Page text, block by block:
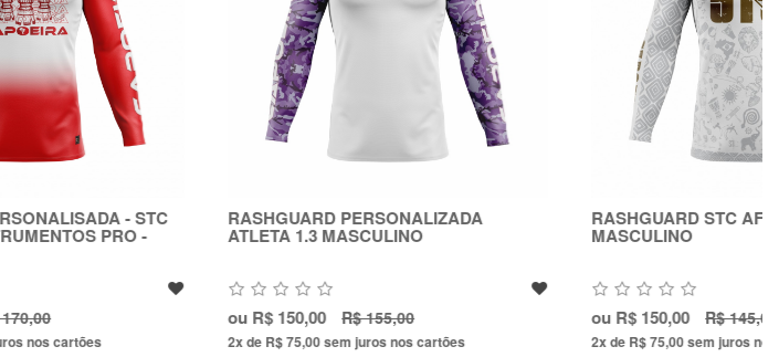
RASHGUARD PERSONALIZADA
ATLETA 1.3 MASCULINO
R$ 155,00
2x de R$ 75,00 sem juros nos cartões
RASHGUARD STC AFICA-BRASIL 5.0 -
R$ 145,00
2x de R$ 75,00 sem juros nos cartões